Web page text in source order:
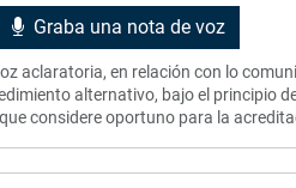
Graba una nota de voz
aclaratoria, en relación con lo
alternativo, bajo el principio
considere oportuno para la